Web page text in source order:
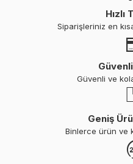
Hızlı
Siparişleriniz en
Güvenli ve
Geniş
Binlerce ürün ve